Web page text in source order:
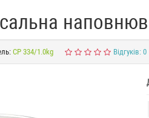
CP 334/1.0kg Відгуків: 0